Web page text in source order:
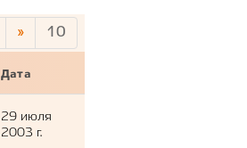
» 10
Дата
29 июля
2003 г.